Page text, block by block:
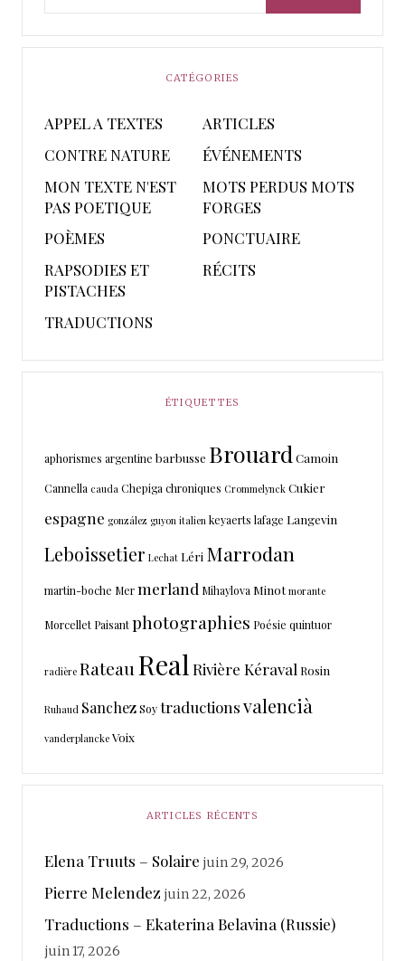
CATÉGORIES
APPEL A TEXTES
ARTICLES
CONTRE NATURE
ÉVÉNEMENTS
MON TEXTE N'EST
PAS POETIQUE
MOTS PERDUS MOTS
FORGES
POÈMES
PONCTUAIRE
RAPSODIES ET
PISTACHES
RÉCITS
TRADUCTIONS
ÉTIQUETTES
aphorismes argentine barbusse Brouard Camoin
Cannella cauda Chepigachroniques Crommelynck Cukier
espagne gonzález guyon italien keyaerts lafage Langevin
Leboissetier Lechat Léri Marrodan
martin-boche Mermerland Mihaylova Minot morante
Morcellet Paisantphotographies Poésie quintuor
radière Rateau Real Rivière Kéraval Rosin
Ruhaud SanchezSoytraductionsvalencià
vanderplancke Voix
ARTICLES RÉCENTS
Elena Truuts – Solaire juin 29, 2026
Pierre Melendez juin 22, 2026
Traductions – Ekaterina Belavina (Russie)
juin 17, 2026